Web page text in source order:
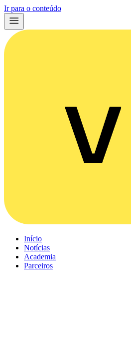
Ir para o conteúdo
Início
Notícias
Academia
Parceiros